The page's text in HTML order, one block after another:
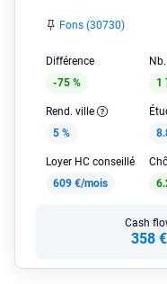
Fons (30730)
Différence
-75 %
1
Rend. ville
5 %
Loyer HC conseillé
609 €/mois
Cash
358 €